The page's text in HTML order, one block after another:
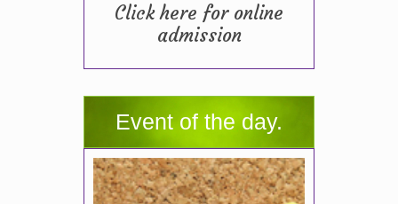
Click here for online
admission
Event of the day.